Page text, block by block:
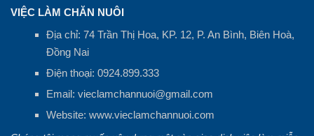
VIỆC LÀM CHĂN NUÔI
Địa chỉ: 74 Trần Thị Hoa, KP. 12, P. An Bình, Biên Hoà,
Đồng Nai
Điện thoại: 0924.899.333
Email: vieclamchannuoi@gmail.com
Website: www.vieclamchannuoi.com